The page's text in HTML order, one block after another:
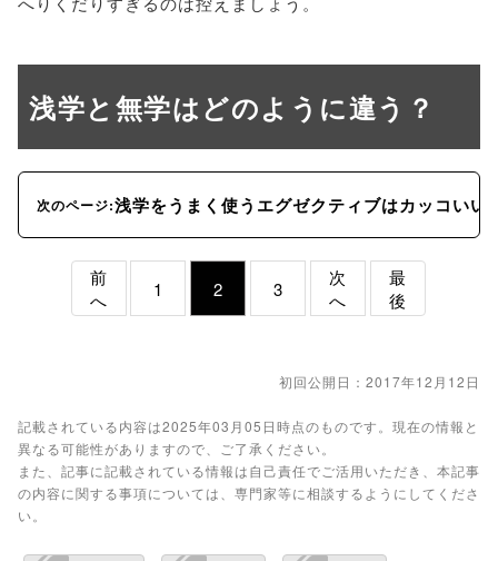
浅学と無学はどのように違う？
次のページ:浅学をうまく使うエグゼクティブはカッコいい
前
へ
1 2 3
次
へ
最
後
初回公開日：2017年12月12日
記載されている内容は2025年03月05日時点のものです。現在の情報と
異なる可能性がありますので、ご了承ください。
また、記事に記載されている情報は自己責任でご活用いただき、本記事
の内容に関する事項については、専門家等に相談するようにしてくださ
い。